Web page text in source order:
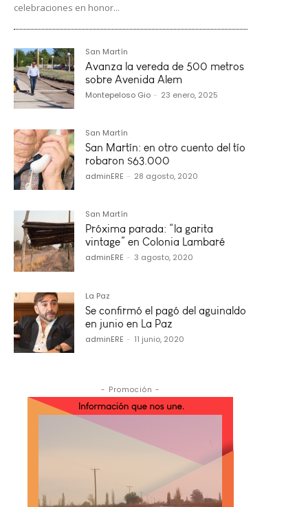
celebraciones en honor...
San Martín
Avanza la vereda de 500 metros
sobre Avenida Alem
Montepeloso Gio - 23 enero, 2025
San Martín
San Martín: en otro cuento del tío
robaron $63.000
adminERE - 28 agosto, 2020
San Martín
Próxima parada: “la garita
vintage” en Colonia Lambaré
adminERE - 3 agosto, 2020
La Paz
Se confirmó el pagó del aguinaldo
en junio en La Paz
adminERE - 11 junio, 2020
- Promoción -